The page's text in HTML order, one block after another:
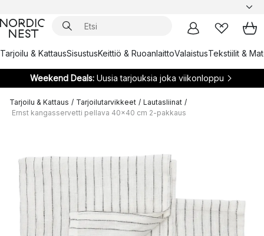
Tarjoilu & KattausSisustusKeittiö & RuoanlaittoValaistusTekstiilit &
Weekend Deals:Uusia tarjouksia joka viikonloppu
Tarjoilu & Kattaus / Tarjoilutarvikkeet / Lautasliinat /
Ernst kangasservetti pellava 40x40 cm 2-pakkaus